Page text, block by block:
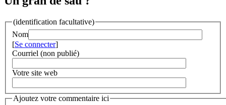
(identification facultative)
Nom
[Se connecter]
Courriel (non publié)
Votre site web
Ajoutez votre commentaire ici